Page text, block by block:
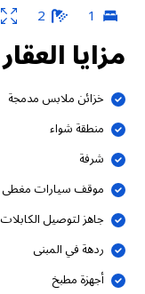
1
2
مزايا العقار
خزائن ملابس مدمجة
منطقة شواء
شرفة
موقف سيارات مغطى
جاهز لتوصيل الكابلات
ردهة في المبنى
أجهزة مطبخ